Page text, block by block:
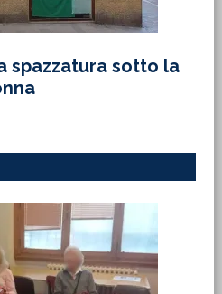
spazzatura sotto la